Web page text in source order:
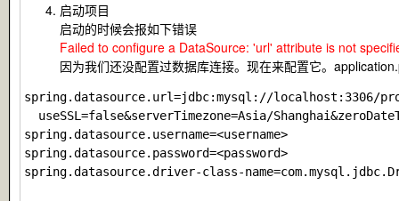
启动项目
启动的时候会报如下错误
Failed to configure a DataSource: 'url' attribute is not
因为我们还没配置过数据库连接。现在来配置它。
spring.datasource.url=jdbc:mysql://localhost:3306/
useSSL=false&serverTimezone=Asia/
spring.datasource.username=<username>
spring.datasource.password=<password>
spring.datasource.driver-class-